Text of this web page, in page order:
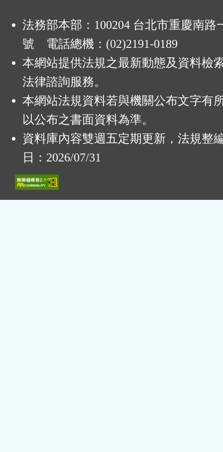
法務部本部：100204 台北市重慶南路
號 電話總機：(02)2191-0189
本網站提供法規之最新動態及資料檢
法律諮詢服務。
本網站法規資料若與機關公布文字有
以公布之書面資料為準。
資料庫內容雙週五定期更新，法規整
日：2026/07/31